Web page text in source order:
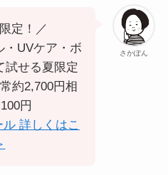
さかぽん
定！／
・UVケア・ボ
試せる夏限定
約2,700円相
円
詳しくはこ